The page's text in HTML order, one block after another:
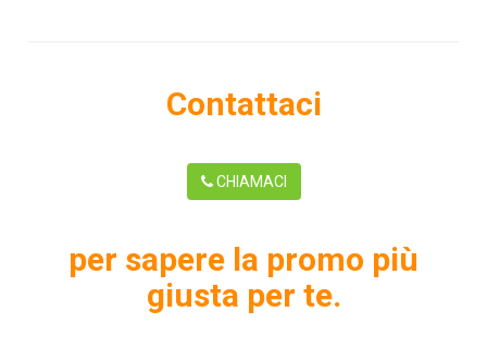
Contattaci
CHIAMACI
per sapere la promo più
giusta per te.